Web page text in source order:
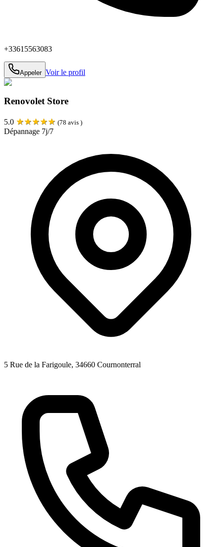
+33615563083
Appeler Voir le profil
Renovolet Store
5.0 ★★★★★ (78 avis )
Dépannage 7j/7
5 Rue de la Farigoule, 34660 Cournonterral